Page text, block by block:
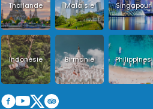
Thailande Malaisie Singapour
Indonésie Birmanie Philippines